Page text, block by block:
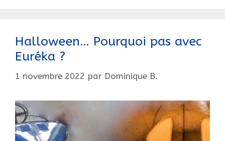
Halloween… Pourquoi pas avec
Euréka ?
1 novembre 2022 par Dominique B.